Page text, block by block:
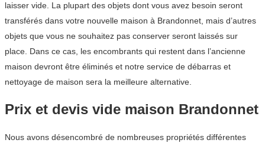
laisser vide. La plupart des objets dont vous avez besoin seront
transférés dans votre nouvelle maison à Brandonnet, mais d’autres
objets que vous ne souhaitez pas conserver seront laissés sur
place. Dans ce cas, les encombrants qui restent dans l’ancienne
maison devront être éliminés et notre service de débarras et
nettoyage de maison sera la meilleure alternative.
Prix et devis vide maison Brandonnet
Nous avons désencombré de nombreuses propriétés différentes